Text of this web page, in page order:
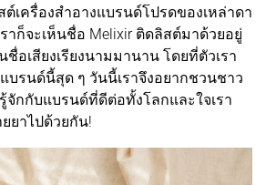
ต์เครื่องสำอางแบรนด์โปรดของเหล่าดา
ราก็จะเห็นชื่อ Melixir ติดลิสต์มาด้วยอยู่
ชื่อเสียงเรียงนามมานาน โดยที่ตัวเรา
บรนด์นี้สุด ๆ วันนี้เราจึงอยากชวนชาว
กกับแบรนด์ที่ดีต่อทั้งโลกและใจเรา
ยาไปด้วยกัน!